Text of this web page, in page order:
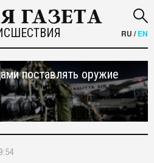
RU /EN
поставлять оружие